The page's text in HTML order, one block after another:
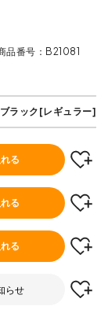
品番号 B21081
ブラック[レギュラー]
る
る
る
らせ